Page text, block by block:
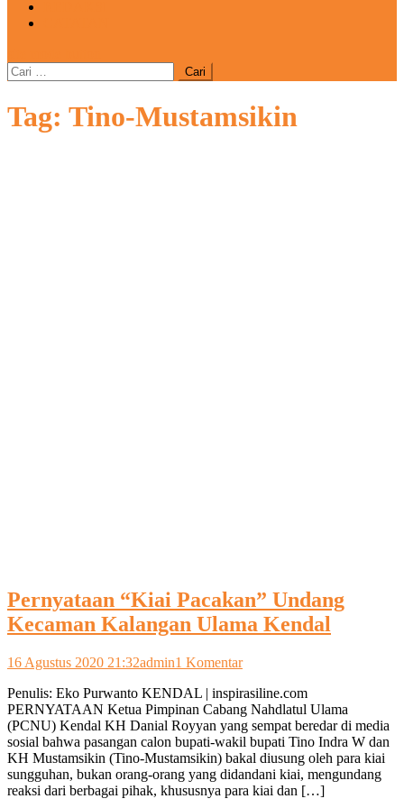
Cari
untuk:
Tag: Tino-Mustamsikin
Pernyataan “Kiai Pacakan” Undang
Kecaman Kalangan Ulama Kendal
16 Agustus 2020 21:32admin1 Komentarpada
“Kiai
Pacakan”
Undang
Kecaman
Kalangan
Ulama
Kendal
Penulis: Eko Purwanto KENDAL | inspirasiline.com
PERNYATAAN Ketua Pimpinan Cabang Nahdlatul Ulama
(PCNU) Kendal KH Danial Royyan yang sempat beredar di media
sosial bahwa pasangan calon bupati-wakil bupati Tino Indra W dan
KH Mustamsikin (Tino-Mustamsikin) bakal diusung oleh para kiai
sungguhan, bukan orang-orang yang didandani kiai, mengundang
reaksi dari berbagai pihak, khususnya para kiai dan […]